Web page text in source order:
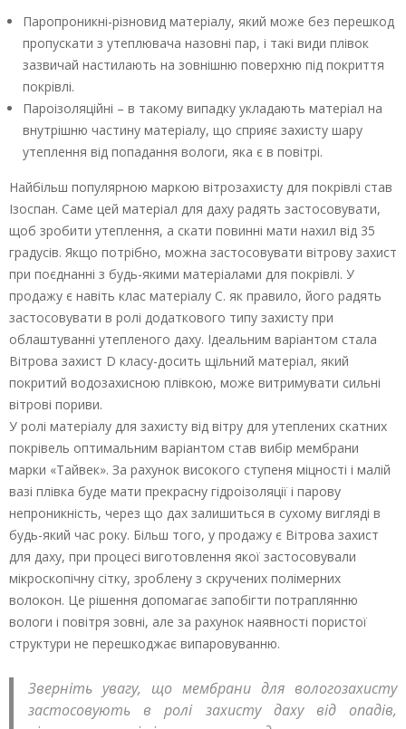
Паропроникні-різновид матеріалу, який може без перешкод
пропускати з утеплювача назовні пар, і такі види плівок
зазвичай настилають на зовнішню поверхню під покриття
покрівлі.
Пароізоляційні – в такому випадку укладають матеріал на
внутрішню частину матеріалу, що сприяє захисту шару
утеплення від попадання вологи, яка є в повітрі.
Найбільш популярною маркою вітрозахисту для покрівлі став
Ізоспан. Саме цей матеріал для даху радять застосовувати,
щоб зробити утеплення, а скати повинні мати нахил від 35
градусів. Якщо потрібно, можна застосовувати вітрову захист
при поєднанні з будь-якими матеріалами для покрівлі. У
продажу є навіть клас матеріалу С. як правило, його радять
застосовувати в ролі додаткового типу захисту при
облаштуванні утепленого даху. Ідеальним варіантом стала
Вітрова захист D класу-досить щільний матеріал, який
покритий водозахисною плівкою, може витримувати сильні
вітрові пориви.
У ролі матеріалу для захисту від вітру для утеплених скатних
покрівель оптимальним варіантом став вибір мембрани
марки «Тайвек». За рахунок високого ступеня міцності і малій
вазі плівка буде мати прекрасну гідроізоляції і парову
непроникність, через що дах залишиться в сухому вигляді в
будь-який час року. Більш того, у продажу є Вітрова захист
для даху, при процесі виготовлення якої застосовували
мікроскопічну сітку, зроблену з скручених полімерних
волокон. Це рішення допомагає запобігти потраплянню
вологи і повітря зовні, але за рахунок наявності пористої
структури не перешкоджає випаровуванню.
Зверніть увагу, що мембрани для вологозахисту
застосовують в ролі захисту даху від опадів,